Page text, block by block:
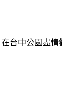
台中公園盡